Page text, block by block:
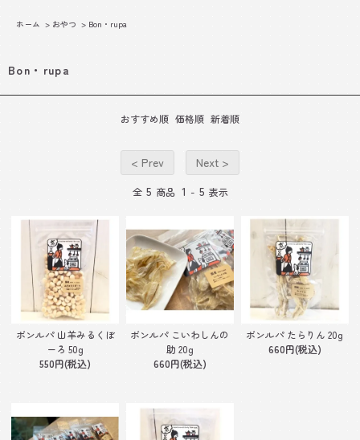
ホーム > おやつ > Bon・rupa
Bon・rupa
おすすめ順 価格順 新着順
< Prev Next >
全 5 商品 1 - 5 表示
ボンルパ 山羊みるくぼ
ーろ 50g
550円(税込)
ボンルパ こいわしんの
助 20g
660円(税込)
ボンルパ たらりん 20g
660円(税込)